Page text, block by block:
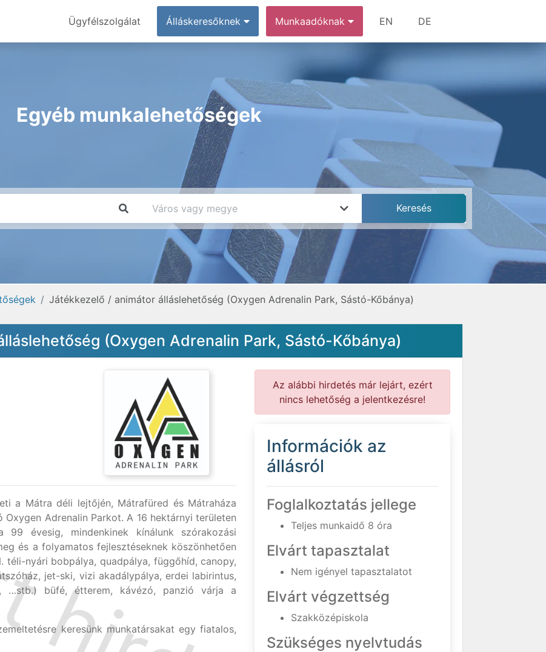
Ügyfélszolgálat Álláskeresőknek Munkaadóknak EN DE
Egyéb munkalehetőségek
Játékkezelő / animátor álláslehetőség (Oxygen Adrenalin Park, Sástó-Kőbánya)
(Oxygen Adrenalin Park, Sástó-Kőbánya)
a Mátra déli lejtőjén, Mátrafüred és Mátraháza
Adrenalin Parkot. A 16 hektárnyi területen
évesig, mindenkinek kínálunk szórakozási
és a folyamatos fejlesztéseknek köszönhetően
nyári bobpálya, quadpálya, függőhíd, canopy,
jet-ski, vizi akadálypálya, erdei labirintus,
…stb.) büfé, étterem, kávézó, panzió várja a
keresünk munkatársakat egy fiatalos,
Az alábbi hirdetés már lejárt, ezért
nincs lehetőség a jelentkezésre!
Információk az
állásról
Foglalkoztatás jellege
Teljes munkaidő 8 óra
Elvárt tapasztalat
Nem igényel tapasztalatot
Elvárt végzettség
Szakközépiskola
Szükséges nyelvtudás